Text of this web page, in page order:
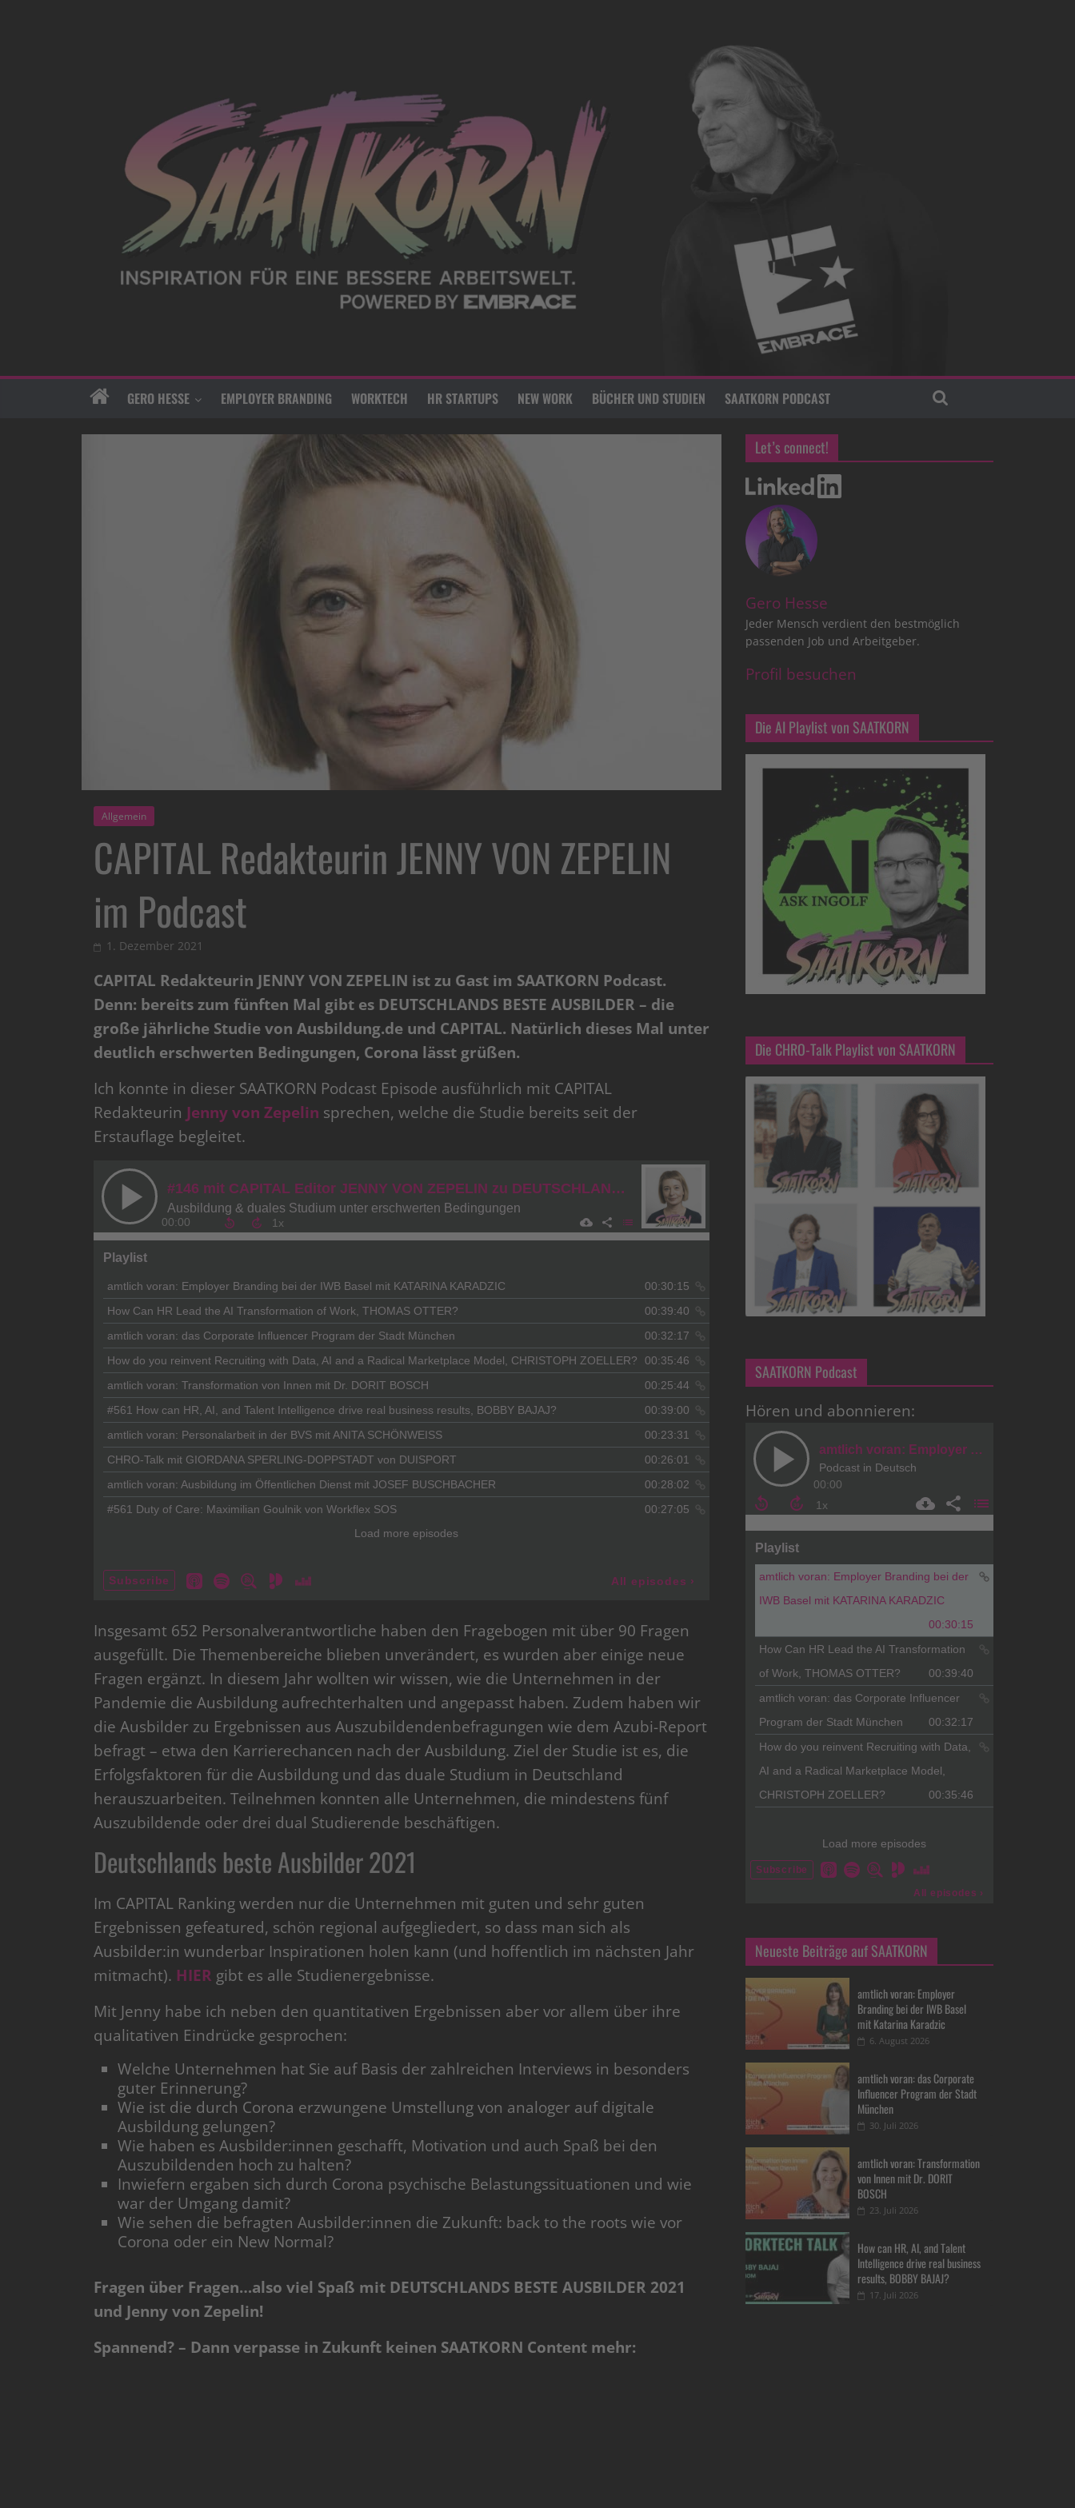
GERO HESSE EMPLOYER BRANDING WORKTECH HR STARTUPS NEW WORK BÜCHER UND STUDIEN SAATKORN PODCAST
Allgemein
CAPITAL Redakteurin JENNY VON ZEPELIN
im Podcast
1. Dezember 2021
CAPITAL Redakteurin JENNY VON ZEPELIN ist zu Gast im SAATKORN Podcast.
Denn: bereits zum fünften Mal gibt es DEUTSCHLANDS BESTE AUSBILDER – die
große jährliche Studie von Ausbildung.de und CAPITAL. Natürlich dieses Mal unter
deutlich erschwerten Bedingungen, Corona lässt grüßen.
Ich konnte in dieser SAATKORN Podcast Episode ausführlich mit CAPITAL
Redakteurin Jenny von Zepelin sprechen, welche die Studie bereits seit der
Erstauflage begleitet.
Insgesamt 652 Personalverantwortliche haben den Fragebogen mit über 90 Fragen
ausgefüllt. Die Themenbereiche blieben unverändert, es wurden aber einige neue
Fragen ergänzt. In diesem Jahr wollten wir wissen, wie die Unternehmen in der
Pandemie die Ausbildung aufrechterhalten und angepasst haben. Zudem haben wir
die Ausbilder zu Ergebnissen aus Auszubildendenbefragungen wie dem Azubi-Report
befragt – etwa den Karrierechancen nach der Ausbildung. Ziel der Studie ist es, die
Erfolgsfaktoren für die Ausbildung und das duale Studium in Deutschland
herauszuarbeiten. Teilnehmen konnten alle Unternehmen, die mindestens fünf
Auszubildende oder drei dual Studierende beschäftigen.
Deutschlands beste Ausbilder 2021
Im CAPITAL Ranking werden nur die Unternehmen mit guten und sehr guten
Ergebnissen gefeatured, schön regional aufgegliedert, so dass man sich als
Ausbilder:in wunderbar Inspirationen holen kann (und hoffentlich im nächsten Jahr
mitmacht). HIER gibt es alle Studienergebnisse.
Mit Jenny habe ich neben den quantitativen Ergebnissen aber vor allem über ihre
qualitativen Eindrücke gesprochen:
Welche Unternehmen hat Sie auf Basis der zahlreichen Interviews in besonders
guter Erinnerung?
Wie ist die durch Corona erzwungene Umstellung von analoger auf digitale
Ausbildung gelungen?
Wie haben es Ausbilder:innen geschafft, Motivation und auch Spaß bei den
Auszubildenden hoch zu halten?
Inwiefern ergaben sich durch Corona psychische Belastungssituationen und wie
war der Umgang damit?
Wie sehen die befragten Ausbilder:innen die Zukunft: back to the roots wie vor
Corona oder ein New Normal?
Fragen über Fragen…also viel Spaß mit DEUTSCHLANDS BESTE AUSBILDER 2021
und Jenny von Zepelin!
Spannend? – Dann verpasse in Zukunft keinen SAATKORN Content mehr:
Let’s connect!
Gero Hesse
Jeder Mensch verdient den bestmöglich
passenden Job und Arbeitgeber.
Profil besuchen
Die AI Playlist von SAATKORN
Die CHRO-Talk Playlist von SAATKORN
SAATKORN Podcast
Hören und abonnieren:
Neueste Beiträge auf SAATKORN
amtlich voran: Employer
Branding bei der IWB Basel
mit Katarina Karadzic
6. August 2026
amtlich voran: das Corporate
Influencer Program der Stadt
München
30. Juli 2026
amtlich voran: Transformation
von Innen mit Dr. DORIT
BOSCH
23. Juli 2026
How can HR, AI, and Talent
Intelligence drive real business
results, BOBBY BAJAJ?
17. Juli 2026